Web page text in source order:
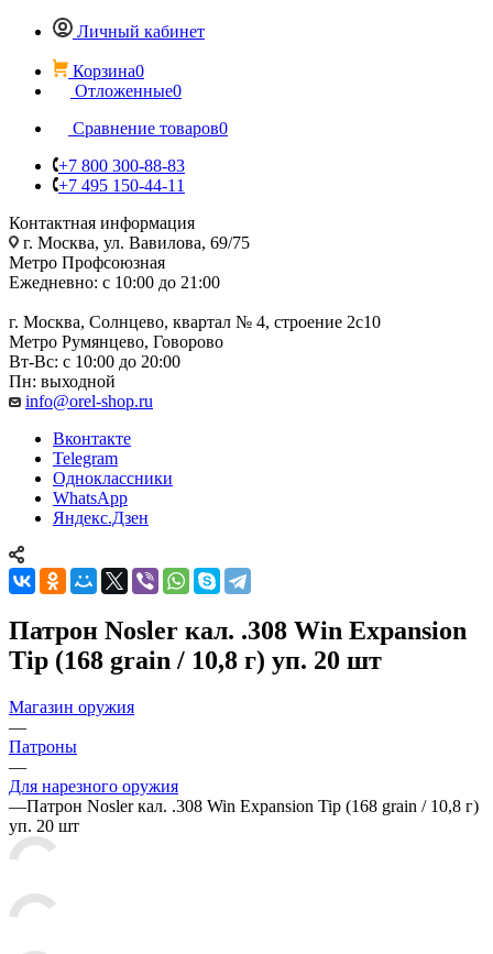
Личный кабинет
Корзина0
Отложенные0
Сравнение товаров0
+7 800 300-88-83
+7 495 150-44-11
Контактная информация
г. Москва, ул. Вавилова, 69/75
Метро Профсоюзная
Ежедневно: с 10:00 до 21:00
г. Москва, Солнцево, квартал № 4, строение 2с10
Метро Румянцево, Говорово
Вт-Вс: с 10:00 до 20:00
Пн: выходной
info@orel-shop.ru
Вконтакте
Telegram
Одноклассники
WhatsApp
Яндекс.Дзен
Патрон Nosler кал. .308 Win Expansion
Tip (168 grain / 10,8 г) уп. 20 шт
Магазин оружия
—
Патроны
—
Для нарезного оружия
—Патрон Nosler кал. .308 Win Expansion Tip (168 grain / 10,8 г)
уп. 20 шт